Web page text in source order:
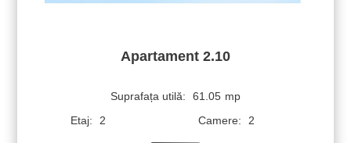
Apartament 2.10
Suprafața utilă: 61.05 mp
Etaj:
2 Camere: 2